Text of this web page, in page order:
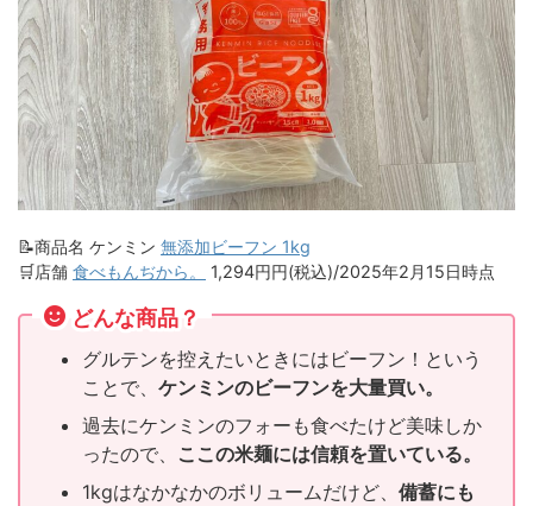
📝商品名 ケンミン 無添加ビーフン 1kg
🛒店舗 食べもんぢから。 1,294円円(税込)/2025年2月15日時点
どんな商品？
グルテンを控えたいときにはビーフン！という
ことで、 ケンミンのビーフンを大量買い。
過去にケンミンのフォーも食べたけど美味しか
ったので、 ここの米麺には信頼を置いている。
1kgはなかなかのボリュームだけど、 備蓄にも